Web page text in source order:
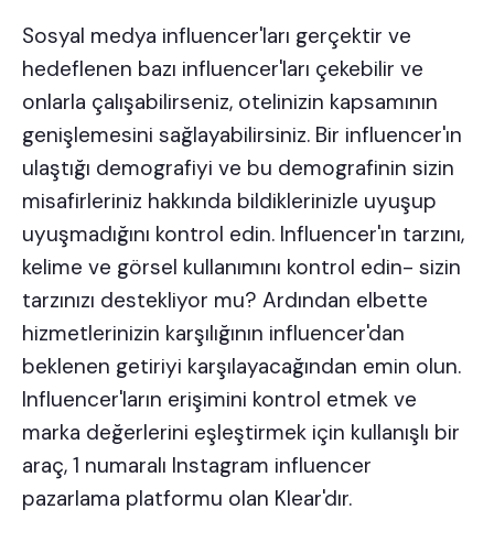
Sosyal medya influencer'ları gerçektir ve
hedeflenen bazı influencer'ları çekebilir ve
onlarla çalışabilirseniz, otelinizin kapsamının
genişlemesini sağlayabilirsiniz. Bir influencer'ın
ulaştığı demografiyi ve bu demografinin sizin
misafirleriniz hakkında bildiklerinizle uyuşup
uyuşmadığını kontrol edin. Influencer'ın tarzını,
kelime ve görsel kullanımını kontrol edin- sizin
tarzınızı destekliyor mu? Ardından elbette
hizmetlerinizin karşılığının influencer'dan
beklenen getiriyi karşılayacağından emin olun.
Influencer'ların erişimini kontrol etmek ve
marka değerlerini eşleştirmek için kullanışlı bir
araç, 1 numaralı Instagram influencer
pazarlama platformu olan Klear'dır.